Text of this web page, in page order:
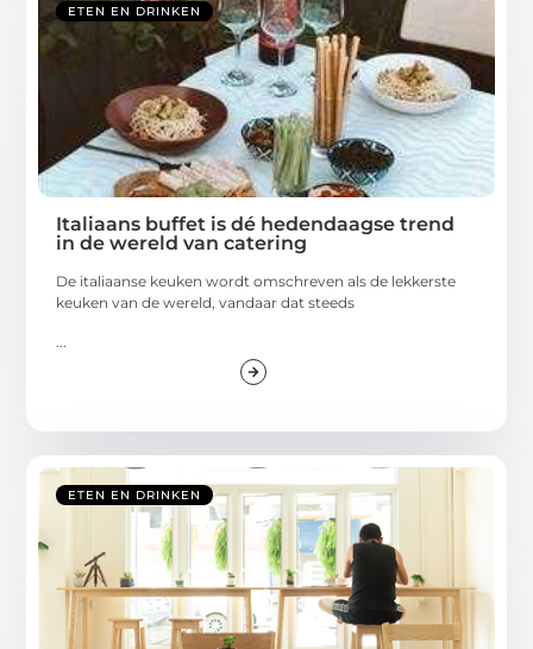
ETEN EN DRINKEN
Italiaans buffet is dé hedendaagse trend
in de wereld van catering
De italiaanse keuken wordt omschreven als de lekkerste
keuken van de wereld, vandaar dat steeds
ETEN EN DRINKEN